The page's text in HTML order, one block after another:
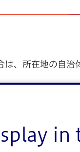
in
、所在地の自
相談いただく
にも指定医師が
るか各医療機関